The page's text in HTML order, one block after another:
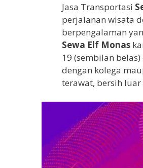
Jasa Transportasi
perjalanan wisata
berpengalaman
Sewa Elf Monas
19 (sembilan
dengan kolega
terawat, bersih